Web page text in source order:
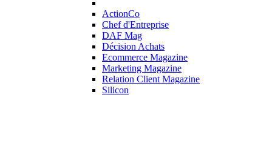
ActionCo
Chef d'Entreprise
DAF Mag
Décision Achats
Ecommerce Magazine
Marketing Magazine
Relation Client Magazine
Silicon